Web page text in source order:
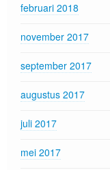
februari 2018
november 2017
september 2017
augustus 2017
juli 2017
mei 2017